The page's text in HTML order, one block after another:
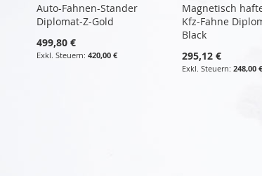
Auto-Fahnen-Stander
Diplomat-Z-Gold
499,80 €
420,00 €
Magnetisch
Kfz-Fahne
Black
295,12 €
248,00 €